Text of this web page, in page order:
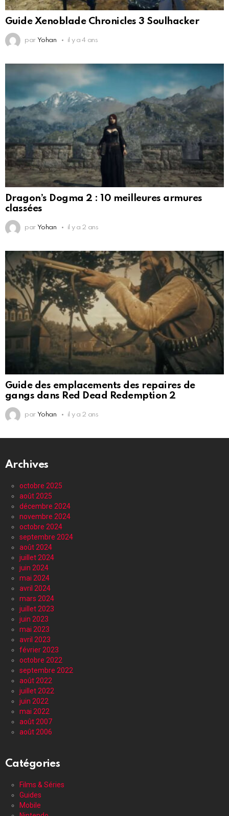
Guide Xenoblade Chronicles 3 Soulhacker
par Yohan il y a 4 ans
Dragon’s Dogma 2 : 10 meilleures armures
classées
par Yohan il y a 2 ans
Guide des emplacements des repaires de
gangs dans Red Dead Redemption 2
par Yohan il y a 2 ans
Archives
octobre 2025
août 2025
décembre 2024
novembre 2024
octobre 2024
septembre 2024
août 2024
juillet 2024
juin 2024
mai 2024
avril 2024
mars 2024
juillet 2023
juin 2023
mai 2023
avril 2023
février 2023
octobre 2022
septembre 2022
août 2022
juillet 2022
juin 2022
mai 2022
août 2007
août 2006
Catégories
Films & Séries
Guides
Mobile